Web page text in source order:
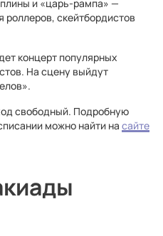
и «царь-рампа» —
скейтбордистов
концерт популярных
На сцену выйдут
свободный. Подробную
можно найти на сайте